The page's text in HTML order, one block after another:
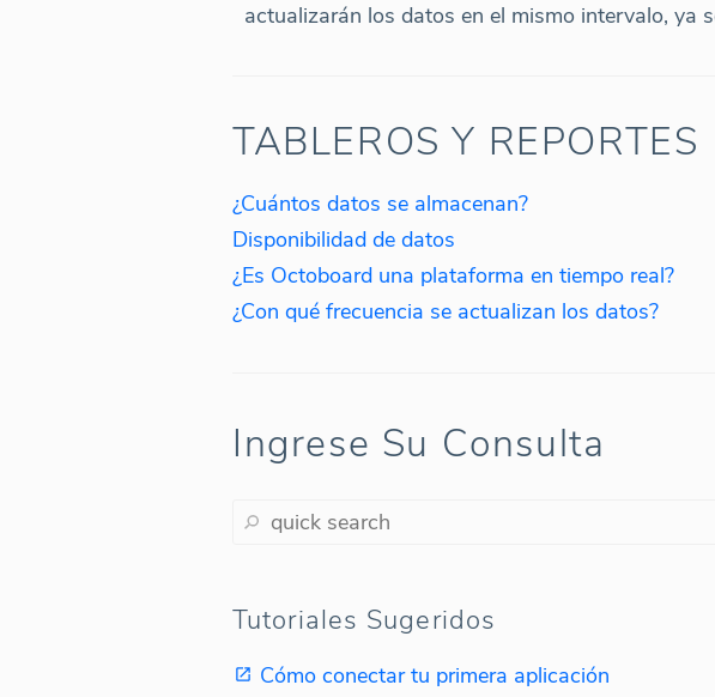
actualizarán los datos en el mismo intervalo, ya
TABLEROS Y REPORTES
¿Cuántos datos se almacenan?
Disponibilidad de datos
¿Es Octoboard una plataforma en tiempo real?
¿Con qué frecuencia se actualizan los datos?
Ingrese Su Consulta
Tutoriales Sugeridos
Cómo conectar tu primera aplicación